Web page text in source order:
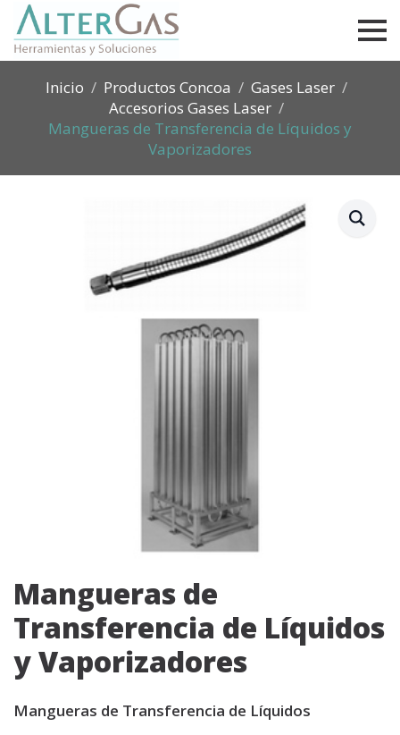
Inicio Productos Concoa
Gases Laser
Accesorios Gases Laser
Mangueras de Transferencia de Líquidos y
Vaporizadores
Mangueras de
Transferencia de Líquidos
y Vaporizadores
Mangueras de Transferencia de Líquidos